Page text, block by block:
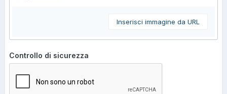
Inserisci immagine da URL
Controllo di sicurezza